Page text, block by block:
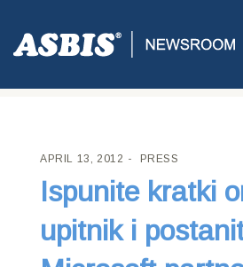
ASBIS CROATIA> PRESS> ISPUNITE
POSTANITE NAŠ
APRIL 13, 2012 PRESS
Ispunite kratki
upitnik i